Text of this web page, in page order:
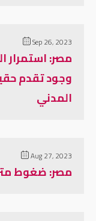
Sep 26, 2023
مصر: استمرار
وجود تقدم
المدني
Aug 27, 2023
مصر: ضغوط